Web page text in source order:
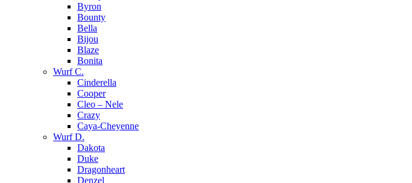
Byron
Bounty
Bella
Bijou
Blaze
Bonita
Wurf C.
Cinderella
Cooper
Cleo – Nele
Crazy
Caya-Cheyenne
Wurf D.
Dakota
Duke
Dragonheart
Denzel